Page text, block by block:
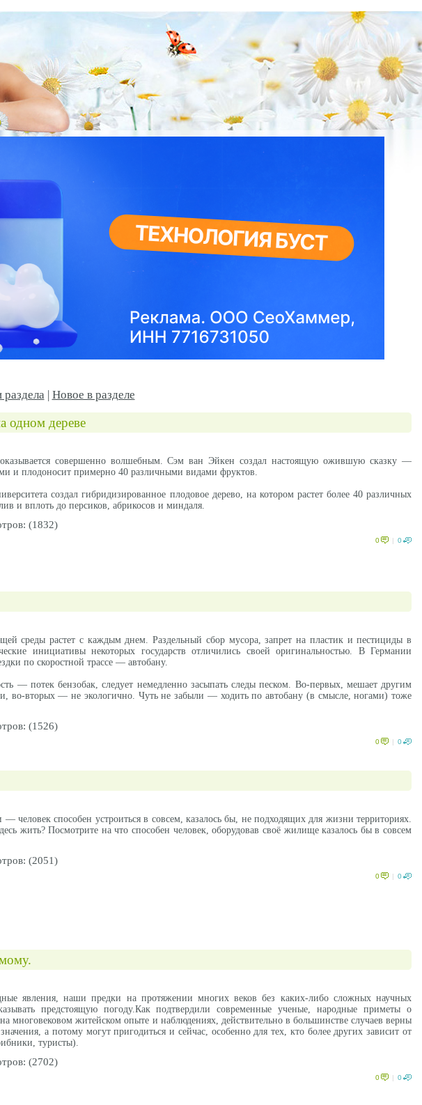
раздела| Новое в разделе
одном дереве
совершенно волшебным. Сэм ван Эйкен создал настоящую ожившую сказку —
и плодоносит примерно 40 различными видами фруктов.
создал гибридизированное плодовое дерево, на котором растет более 40 различных
и вплоть до персиков, абрикосов и миндаля.
(1832)
0 | 0
среды растет с каждым днем. Раздельный сбор мусора, запрет на пластик и пестициды в
инициативы некоторых государств отличились своей оригинальностью. В Германии
по скоростной трассе — автобану.
— потек бензобак, следует немедленно засыпать следы песком. Во-первых, мешает другим
во-вторых — не экологично. Чуть не забыли — ходить по автобану (в смысле, ногами) тоже
(1526)
0 | 0
— человек способен устроиться в совсем, казалось бы, не подходящих для жизни территориях.
жить? Посмотрите на что способен человек, оборудовав своё жилище казалось бы в совсем
(2051)
0 | 0
явления, наши предки на протяжении многих веков без каких-либо сложных научных
предстоящую погоду.Как подтвердили современные ученые, народные приметы о
многовековом житейском опыте и наблюдениях, действительно в большинстве случаев верны
а потому могут пригодиться и сейчас, особенно для тех, кто более других зависит от
туристы).
(2702)
0 | 0